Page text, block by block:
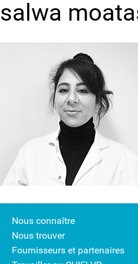
salwa
Nous connaître
Nous trouver
Fournisseurs et partenaires